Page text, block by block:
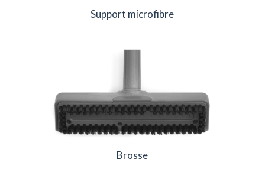
Support microfibre
Brosse